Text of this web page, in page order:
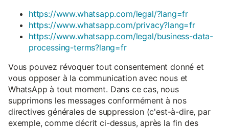
https://www.whatsapp.com/legal/?lang=fr
https://www.whatsapp.com/privacy?lang=fr
https://www.whatsapp.com/legal/business-data-
processing-terms?lang=fr
Vous pouvez révoquer tout consentement donné et
vous opposer à la communication avec nous et
WhatsApp à tout moment. Dans ce cas, nous
supprimons les messages conformément à nos
directives générales de suppression (c'est-à-dire, par
exemple, comme décrit ci-dessus, après la fin des